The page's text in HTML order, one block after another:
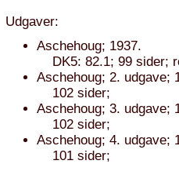
Udgaver:
Aschehoug; 1937.
DK5: 82.1; 99 sider;
Aschehoug; 2. udgave;
102 sider;
Aschehoug; 3. udgave;
102 sider;
Aschehoug; 4. udgave;
101 sider;